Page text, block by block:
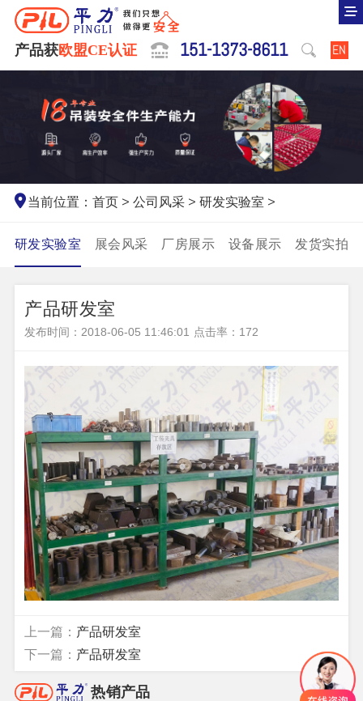
产品获欧盟CE认证 151-1373-8611 EN
当前位置：首页 >公司风采 >研发实验室 >
研发实验室 展会风采 厂房展示 设备展示 发货实拍
产品研发室
发布时间：2018-06-05 11:46:01 点击率： 172
上一篇： 产品研发室
下一篇： 产品研发室
热销产品